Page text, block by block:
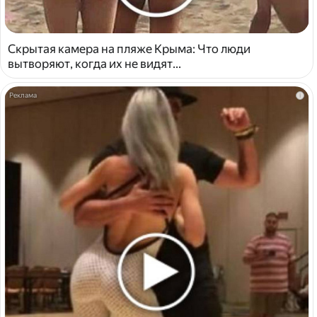
Скрытая камера на пляже Крыма: Что люди
вытворяют, когда их не видят...
i